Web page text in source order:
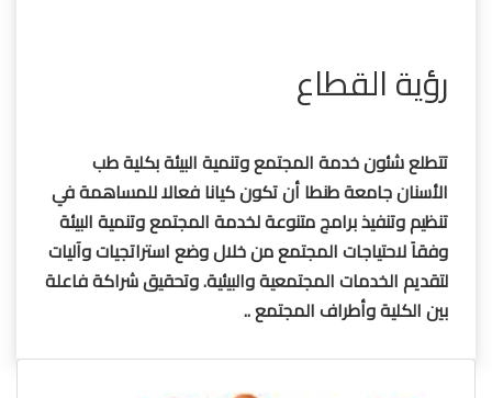
رؤية القطاع
تتطلع شئون خدمة المجتمع وتنمية البيئة بكلية طب
الأسنان جامعة طنطا أن تكون كيانا فعالا للمساهمة في
تنظيم وتنفيذ برامج متنوعة لخدمة المجتمع وتنمية البيئة
وفقاَ لاحتياجات المجتمع من خلال وضع استراتجيات وآليات
لتقديم الخدمات المجتمعية والبيئية. وتحقيق شراكة فاعلة
بين الكلية وأطراف المجتمع ..